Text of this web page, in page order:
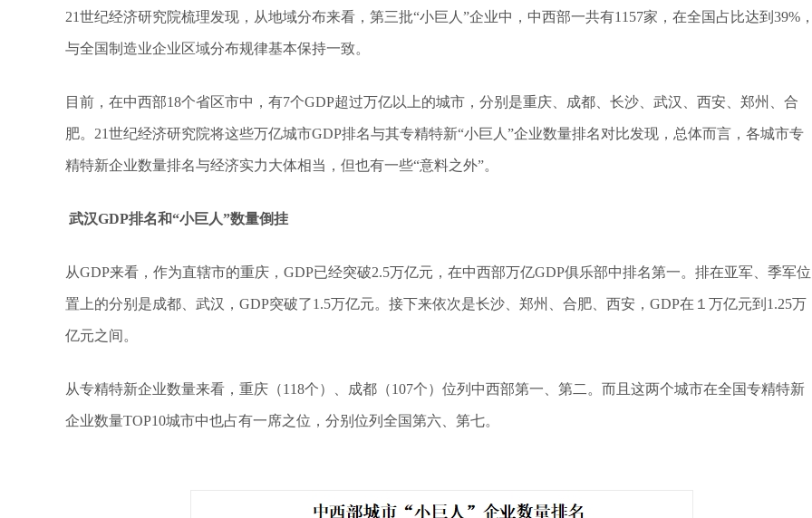
21世纪经济研究院梳理发现，从地域分布来看，第三批“小巨人”企业中，中西部一共有1157家，在全国占比达到39%，
与全国制造业企业区域分布规律基本保持一致。
目前，在中西部18个省区市中，有7个GDP超过万亿以上的城市，分别是重庆、成都、长沙、武汉、西安、郑州、合
肥。21世纪经济研究院将这些万亿城市GDP排名与其专精特新“小巨人”企业数量排名对比发现，总体而言，各城市专
精特新企业数量排名与经济实力大体相当，但也有一些“意料之外”。
武汉GDP排名和“小巨人”数量倒挂
从GDP来看，作为直辖市的重庆，GDP已经突破2.5万亿元，在中西部万亿GDP俱乐部中排名第一。排在亚军、季军位
置上的分别是成都、武汉，GDP突破了1.5万亿元。接下来依次是长沙、郑州、合肥、西安，GDP在１万亿元到1.25万
亿元之间。
从专精特新企业数量来看，重庆（118个）、成都（107个）位列中西部第一、第二。而且这两个城市在全国专精特新
企业数量TOP10城市中也占有一席之位，分别位列全国第六、第七。